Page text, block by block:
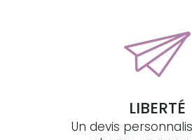
LIBERTÉ
Un devis